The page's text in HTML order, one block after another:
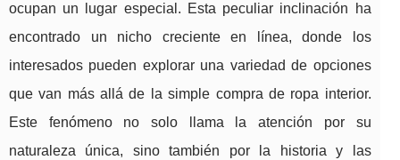
ocupan un lugar especial. Esta peculiar inclinación ha
encontrado un nicho creciente en línea, donde los
interesados pueden explorar una variedad de opciones
que van más allá de la simple compra de ropa interior.
Este fenómeno no solo llama la atención por su
naturaleza única, sino también por la historia y las